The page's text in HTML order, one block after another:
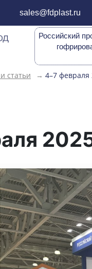
sales@fdplast.ru
Российский
статьи → 4–7